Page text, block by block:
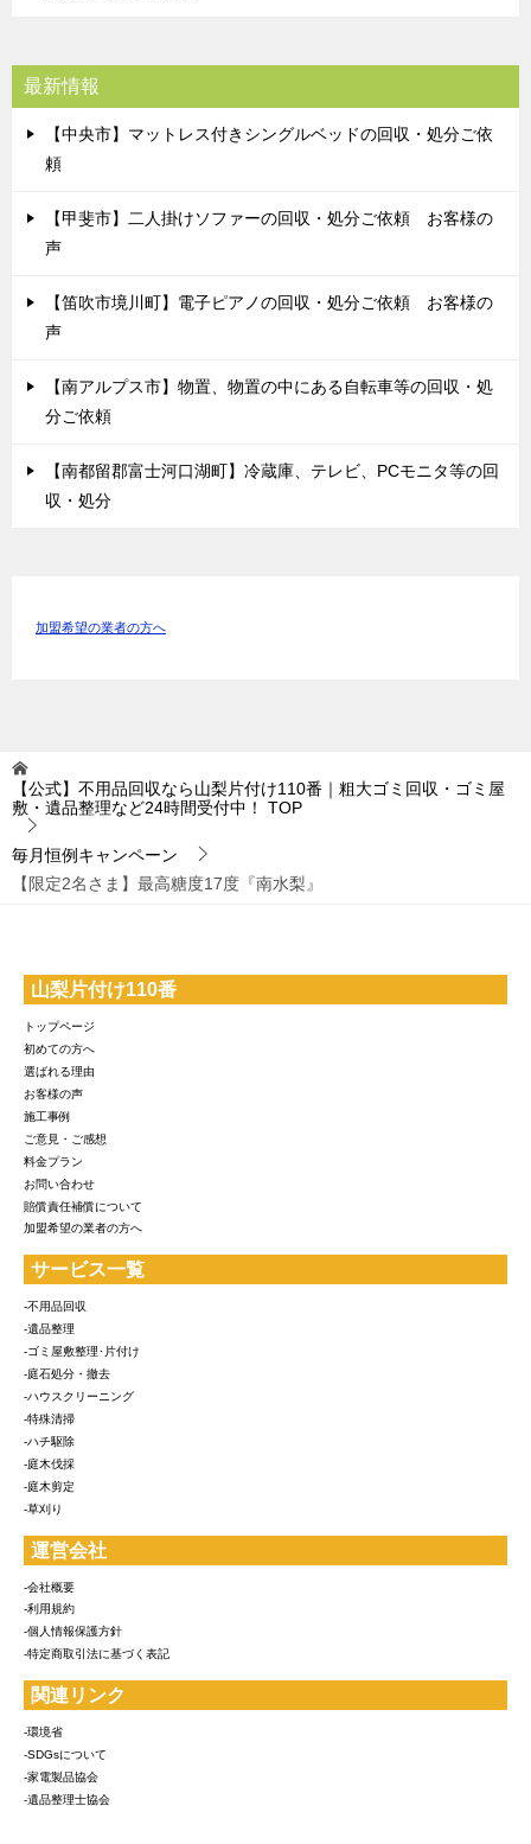
最新情報
【中央市】マットレス付きシングルベッドの回収・処分ご依
頼
【甲斐市】二人掛けソファーの回収・処分ご依頼 お客様の
声
【笛吹市境川町】電子ピアノの回収・処分ご依頼 お客様の
声
【南アルプス市】物置、物置の中にある自転車等の回収・処
分ご依頼
【南都留郡富士河口湖町】冷蔵庫、テレビ、PCモニタ等の回
収・処分
加盟希望の業者の方へ
【公式】不用品回収なら山梨片付け110番｜粗大ゴミ回収・ゴミ屋
敷・遺品整理など24時間受付中！
TOP
毎月恒例キャンペーン
【限定2名さま】最高糖度17度『南水梨』
山梨片付け110番
トップページ
初めての方へ
選ばれる理由
お客様の声
施工事例
ご意見・ご感想
料金プラン
お問い合わせ
賠償責任補償について
加盟希望の業者の方へ
サービス一覧
-不用品回収
-遺品整理
-ゴミ屋敷整理･片付け
-庭石処分・撤去
-ハウスクリーニング
-特殊清掃
-ハチ駆除
-庭木伐採
-庭木剪定
-草刈り
運営会社
-会社概要
-利用規約
-個人情報保護方針
-特定商取引法に基づく表記
関連リンク
-環境省
-SDGsについて
-家電製品協会
-遺品整理士協会